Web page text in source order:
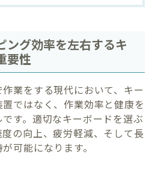
ング効率を左右するキ
要性
業をする現代において、キー
ではなく、作業効率と健康を
す。適切なキーボードを選ぶ
の向上、疲労軽減、そして長
可能になります。